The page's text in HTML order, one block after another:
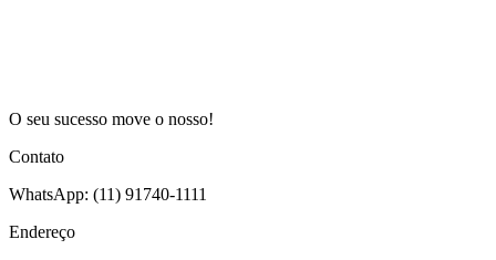
O seu sucesso move o nosso!
Contato
WhatsApp: (11) 91740-1111
Endereço